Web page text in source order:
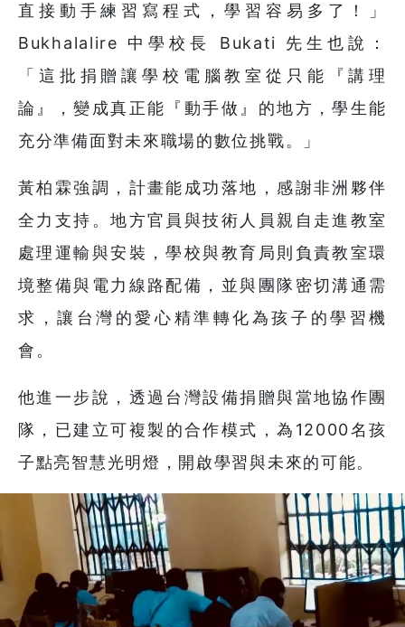
直接動手練習寫程式，學習容易多了！」
Bukhalalire 中學校長 Bukati 先生也說：
「這批捐贈讓學校電腦教室從只能『講理
論』，變成真正能『動手做』的地方，學生能
充分準備面對未來職場的數位挑戰。」
黃柏霖強調，計畫能成功落地，感謝非洲夥伴
全力支持。地方官員與技術人員親自走進教室
處理運輸與安裝，學校與教育局則負責教室環
境整備與電力線路配備，並與團隊密切溝通需
求，讓台灣的愛心精準轉化為孩子的學習機
會。
他進一步說，透過台灣設備捐贈與當地協作團
隊，已建立可複製的合作模式，為12000名孩
子點亮智慧光明燈，開啟學習與未來的可能。